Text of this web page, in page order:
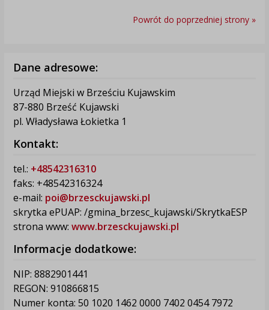
Powrót do poprzedniej strony »
Dane adresowe:
Urząd Miejski w Brześciu Kujawskim
87-880 Brześć Kujawski
pl. Władysława Łokietka 1
Kontakt:
tel.: +48542316310
faks: +48542316324
e-mail: poi@brzesckujawski.pl
skrytka ePUAP: /gmina_brzesc_kujawski/SkrytkaESP
strona www: www.brzesckujawski.pl
Informacje dodatkowe:
NIP: 8882901441
REGON: 910866815
Numer konta: 50 1020 1462 0000 7402 0454 7972